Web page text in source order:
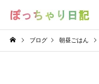
ブログ 朝昼ごはん